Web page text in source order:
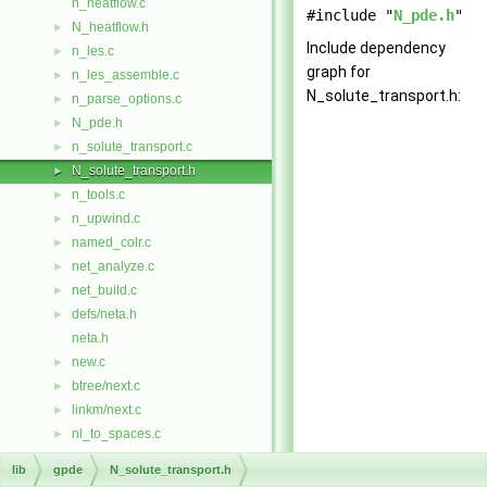
n_heatflow.c
► N_heatflow.h
► n_les.c
► n_les_assemble.c
► n_parse_options.c
► N_pde.h
► n_solute_transport.c
► N_solute_transport.h
► n_tools.c
► n_upwind.c
► named_colr.c
► net_analyze.c
► net_build.c
►
defs/neta.h
neta.h
► new.c
► btree/next.c
► linkm/next.c
► nl_to_spaces.c
nme_in_mps.c
► node.c
#include "N_pde.h"
Include dependency
graph for
N_solute_transport.h:
lib gpde N_solute_transport.h